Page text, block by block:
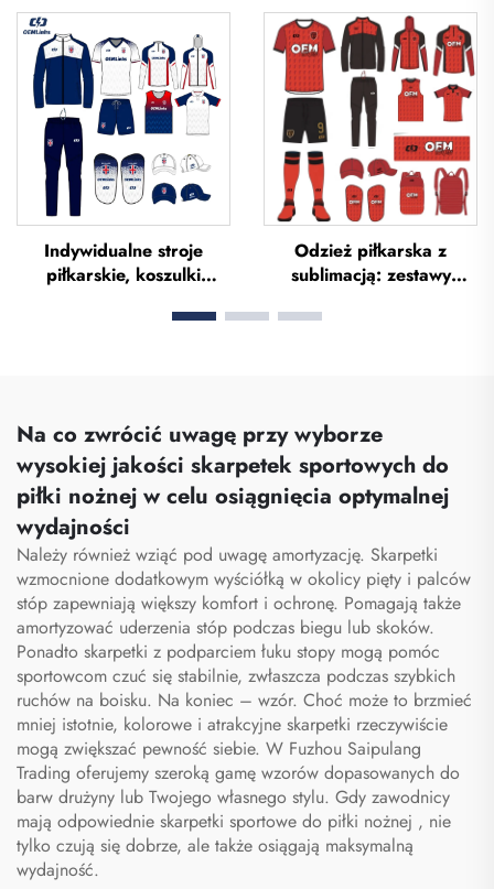
piłkarskie z sublimacją,
koszulki drużynowe do
piłki nożnej, odzież
piłkarska, koszulki
futbolowe,
niestandardowe koszulki
piłkarskie
usługa OEM,
indywidualne koszulki
piłkarskie, zestawy
jednolitych strojów
piłkarskich, sublimowane
koszulki piłkarskie
Indywidualne stroje
piłkarskie, koszulki
jednolitych dla Tajlandii,
piłkarskie, stroje
piłkarskie
Odzież piłkarska z
sublimacją: zestawy
mężczyzn do treningów,
piłkarskich
Na co zwrócić uwagę przy wyborze
wysokiej jakości skarpetek sportowych do
piłki nożnej w celu osiągnięcia optymalnej
wydajności
Należy również wziąć pod uwagę amortyzację. Skarpetki
wzmocnione dodatkowym wyściółką w okolicy pięty i palców
stóp zapewniają większy komfort i ochronę. Pomagają także
amortyzować uderzenia stóp podczas biegu lub skoków.
Ponadto skarpetki z podparciem łuku stopy mogą pomóc
sportowcom czuć się stabilnie, zwłaszcza podczas szybkich
ruchów na boisku. Na koniec – wzór. Choć może to brzmieć
mniej istotnie, kolorowe i atrakcyjne skarpetki rzeczywiście
mogą zwiększać pewność siebie. W Fuzhou Saipulang
Trading oferujemy szeroką gamę wzorów dopasowanych do
barw drużyny lub Twojego własnego stylu. Gdy zawodnicy
mają odpowiednie skarpetki sportowe do piłki nożnej , nie
tylko czują się dobrze, ale także osiągają maksymalną
wydajność.